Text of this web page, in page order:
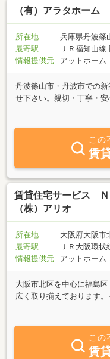
（有）アラタホーム
所在地
兵庫県丹波篠
最寄駅
ＪＲ福知山線
情報提供元
アットホーム
丹波篠山市・丹波市での
せ下さい。親切・丁寧・
豊富な物件情報を取り揃
く誠意をもって対応させ
この
賃
賃貸住宅サービス
（株）アリオ
所在地
大阪府大阪市
最寄駅
ＪＲ大阪環
情報提供元
アットホーム
大阪市北区を中心に福島
広く取り揃えております
舗・事務所のお探しは賃
この
賃